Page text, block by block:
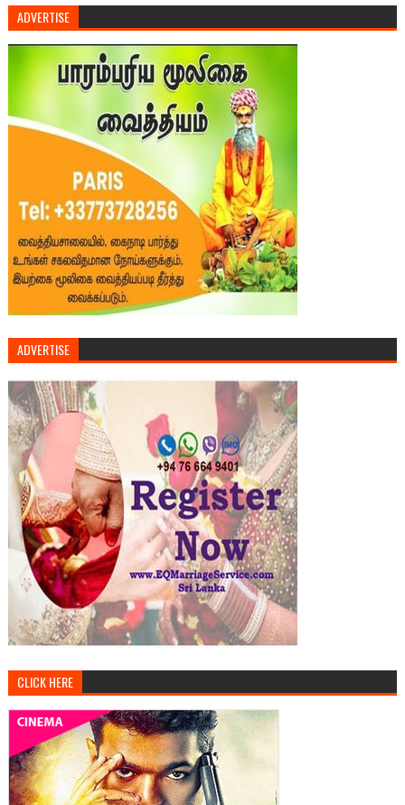
ADVERTISE
ADVERTISE
CLICK HERE